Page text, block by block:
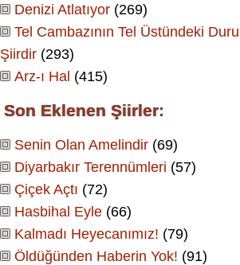
Denizi Atlatıyor (269)
Tel Cambazının Tel Üstündeki
Şiirdir (293)
Arz-ı Hal (415)
Son Eklenen Şiirler:
Senin Olan Amelindir (69)
Diyarbakır Terennümleri (57)
Çiçek Açtı (72)
Hasbihal Eyle (66)
Kalmadı Heyecanımız! (79)
Öldüğünden Haberin Yok! (91)